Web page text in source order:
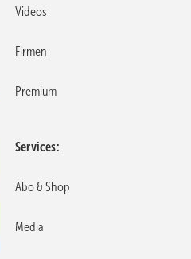
to-Grid
Videos
Firmen
Premium
Services
Abo & Shop
Media